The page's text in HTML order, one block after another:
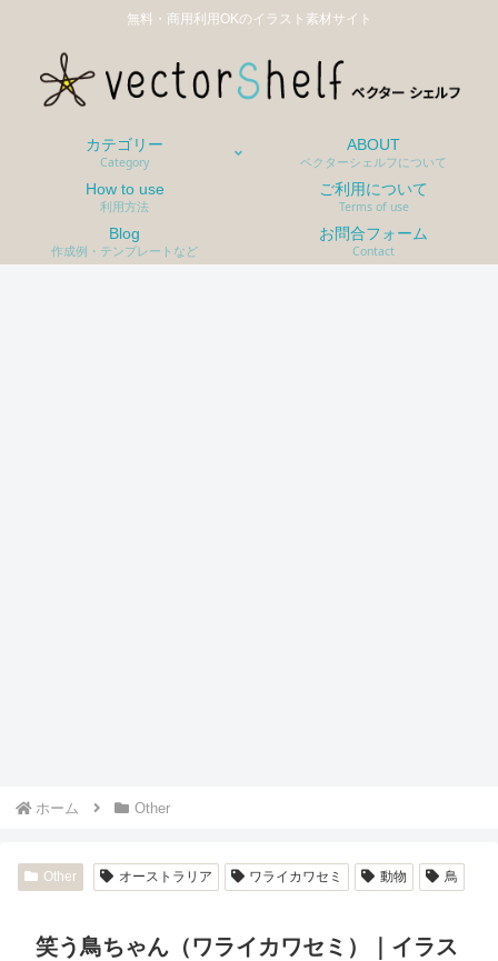
無料・商用利用OKのイラスト素材サイト
カテゴリー
Category
ABOUT
ベクターシェルフについて
How to use
利用方法
ご利用について
Terms of use
Blog
作成例・テンプレートなど
お問合フォーム
Contact
ホーム Other
Other オーストラリア ワライカワセミ 動物 鳥
笑う鳥ちゃん（ワライカワセミ）｜イラス